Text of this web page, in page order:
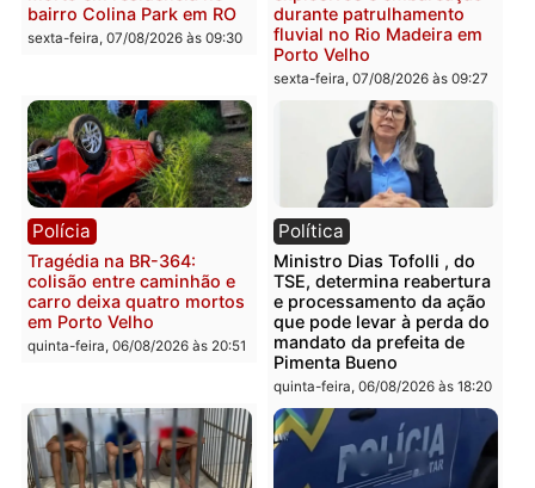
Polícia
mercúrio escondidos em
estepe em Porto Velho
sexta-feira, 07/08/2026 às 09:38
Polícia
Polícia Civil deflagra
criminosa que atacava
provedores de internet
Rondônia
sexta-feira, 07/08/2026 às
Polícia
morto em residência no
bairro Colina Park em RO
sexta-feira, 07/08/2026 às 09:30
Polícia
Polícia Militar apreende
explosivos e
durante patrulhamento
fluvial no Rio Madeira em
Porto Velho